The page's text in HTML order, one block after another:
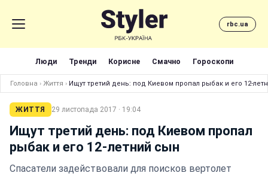
rbc.ua
Люди Тренди Корисне Смачно Гороскопи
Головна › Життя › Ищут третий день: под Киевом пропал рыбак и его 12-
ЖИТТЯ 29 листопада 2017 · 19:04
Ищут третий день: под Киевом пропал
рыбак и его 12-летний сын
Спасатели задействовали для поисков вертолет